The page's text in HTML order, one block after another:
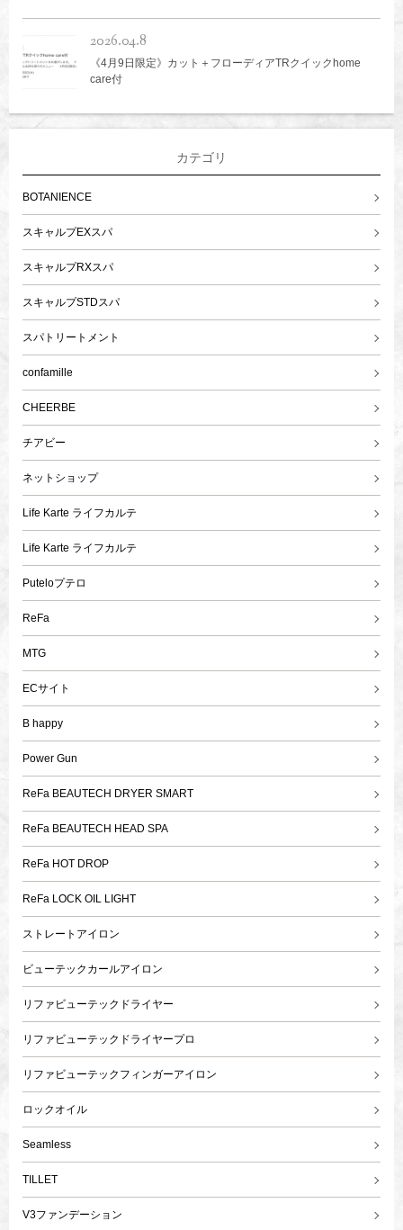
2026.04.8
《4月9日限定》カット＋フローディアTRクイックhome
care付
カテゴリ
BOTANIENCE
スキャルプEXスパ
スキャルプRXスパ
スキャルプSTDスパ
スパトリートメント
confamille
CHEERBE
チアビー
ネットショップ
Life Karte ライフカルテ
Life Karte ライフカルテ
Puteloプテロ
ReFa
MTG
ECサイト
B happy
Power Gun
ReFa BEAUTECH DRYER SMART
ReFa BEAUTECH HEAD SPA
ReFa HOT DROP
ReFa LOCK OIL LIGHT
ストレートアイロン
ビューテックカールアイロン
リファビューテックドライヤー
リファビューテックドライヤープロ
リファビューテックフィンガーアイロン
ロックオイル
Seamless
TILLET
V3ファンデーション